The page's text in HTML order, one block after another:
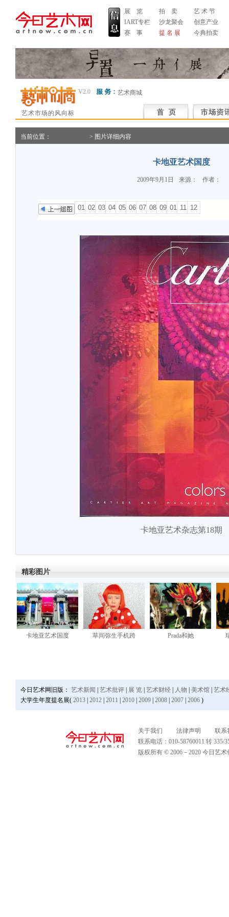
展 览
IART专栏
赛 事
拍 卖
沙龙聚会
提 名 展
艺 术 节
创意产业
今典拍卖
艺术市场的风向标
V2.0 艺术商城
当前位置： > 图片详细内容
卡地亚艺术国度
2009年9月1日 来源： 作者：
01 02 03 04 05 06 07 08 09 010 11 12
卡地亚艺术杂志第18期
精彩图片
卡地亚艺术国度 草间弥生手机跨 Prada和她
今日艺术网旧版： 艺术新闻 艺术批评 展 览 艺术财经 人物 美术馆 艺术
大学生年度提名展( 2013 2012 2011 2010 2009 2008 2007 2006 )
关于我们 法律声明
联系
联系电话：010-58760011 转
版权所有 © 2006－2020 今日艺